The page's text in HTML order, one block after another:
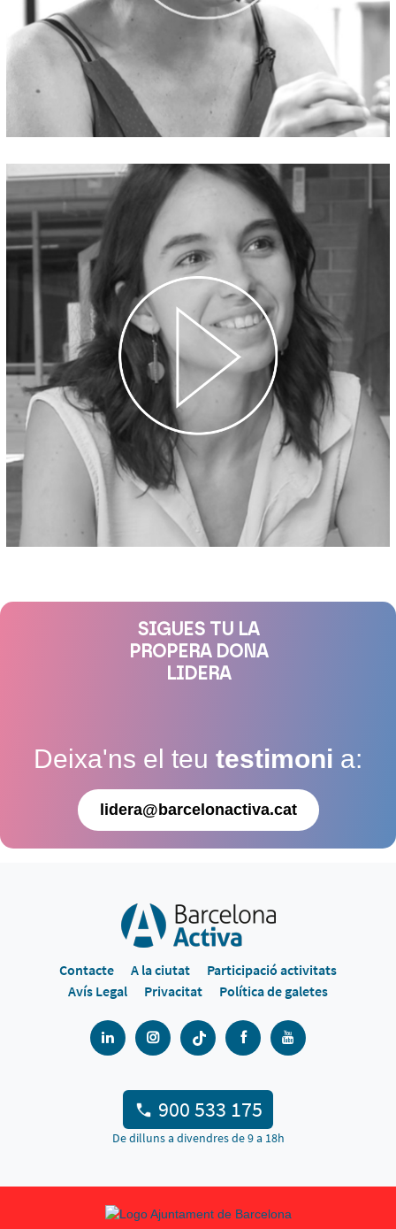
SIGUES TU LA
PROPERA DONA
LIDERA
Deixa'ns el teu testimoni a:
lidera@barcelonactiva.cat
Contacte A la ciutat
Participació activitats
Avís Legal
Privacitat Política de galetes
900 533 175
De dilluns a divendres de 9 a 18h